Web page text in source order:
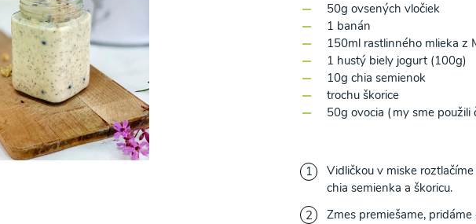
Brokolicová polievka
syrom
50g ovsených vločiek
1 banán
150ml rastlinného mlieka z
1 hustý biely jogurt (100g)
10g chia semienok
trochu škorice
50g ovocia (my sme použili
Vidličkou v miske
chia semienka a škoricu.
Zmes premiešame,
a akcií
Newsletter súhlasím so spracovaním osobných údajov pre účely zasielania newsletteru
a súhlasím s nimi.